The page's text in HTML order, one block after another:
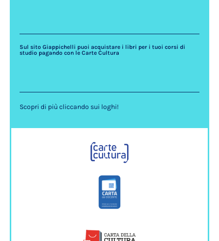
Sul sito Giappichelli puoi acquistare i libri per i tuoi corsi di
studio pagando con le Carte Cultura
Scopri di più cliccando sui loghi!